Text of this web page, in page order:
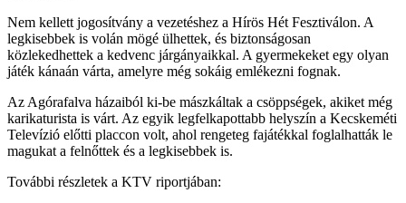
Nem kellett jogosítvány a vezetéshez a Hírös Hét Fesztiválon. A
legkisebbek is volán mögé ülhettek, és biztonságosan
közlekedhettek a kedvenc járgányaikkal. A gyermekeket egy olyan
játék kánaán várta, amelyre még sokáig emlékezni fognak.
Az Agórafalva házaiból ki-be mászkáltak a csöppségek, akiket még
karikaturista is várt. Az egyik legfelkapottabb helyszín a Kecskeméti
Televízió előtti placcon volt, ahol rengeteg fajátékkal foglalhatták le
magukat a felnőttek és a legkisebbek is.
További részletek a KTV riportjában: